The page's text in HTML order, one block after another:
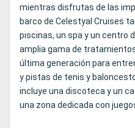
mientras disfrutas de las
barco de Celestyal Cruises
piscinas, un spa y un centro
amplia gama de
última generación para
y pistas de tenis y
incluye una discoteca y un
una zona dedicada con